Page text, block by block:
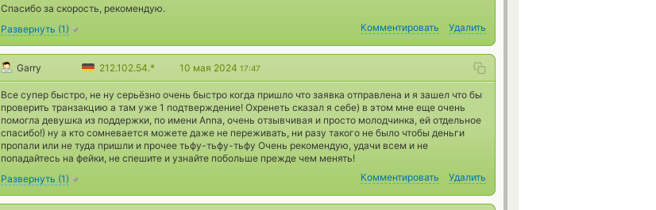
Спасибо за скорость, рекомендую.
Развернуть (1) Комментировать Удалить
Garry 212.102.54.* 10 мая 2024 17:47
Все супер быстро, не ну серьёзно очень быстро когда пришло что заявка отправлена и я зашел что бы
проверить транзакцию а там уже 1 подтверждение! Охренеть сказал я себе) в этом мне еще очень
помогла девушка из поддержки, по имени Anna, очень отзывчивая и просто молодчинка, ей отдельное
спасибо!) ну а кто сомневается можете даже не переживать, ни разу такого не было чтобы деньги
пропали или не туда пришли и прочее тьфу-тьфу-тьфу Очень рекомендую, удачи всем и не
попадайтесь на фейки, не спешите и узнайте побольше прежде чем менять!
Развернуть (1) Комментировать Удалить